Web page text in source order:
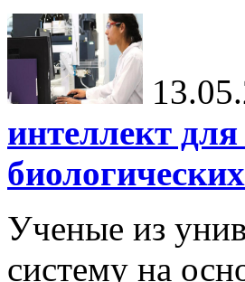
интеллект
Ученые из
систему на